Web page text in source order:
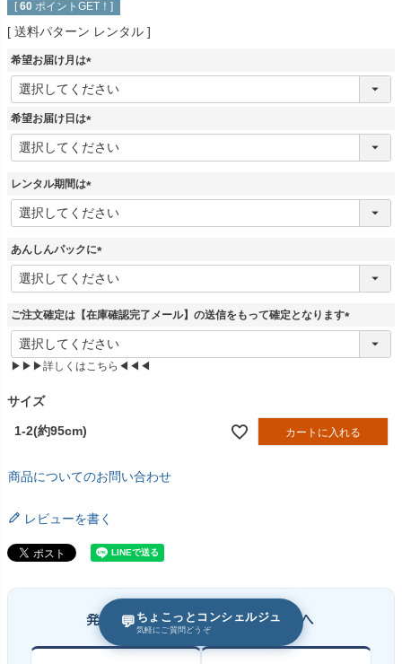
[ 60 ポイントGET！]
送料パターン レンタル
希望お届け月は
(
必
希望お届け日は
(
必
)
レンタル期間は
(
必
)
あんしんパックに
(
必
)
ご注文確定は【在庫確認完了メール】の送信をもって確定となります
(
▶▶▶詳しくはこちら◀◀◀
サイズ
1-2(約95cm) カートに入れる
商品についてのお問い合わせ
レビューを書く
発表会衣装レンタルが初めての方へ
💬 ちょこっとコンシェルジュ
気軽にご質問どうぞ